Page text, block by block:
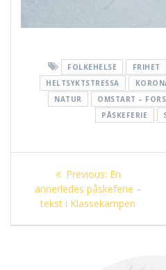
FOLKEHELSE FRIHET
HELTSYKTSTRESSA
NATUR
OMSTART –
PÅSKEFERIE
Innleggsnavigasjon
Previous: Previous
post:
En
annerledes påskeferie –
tekst i Klassekampen